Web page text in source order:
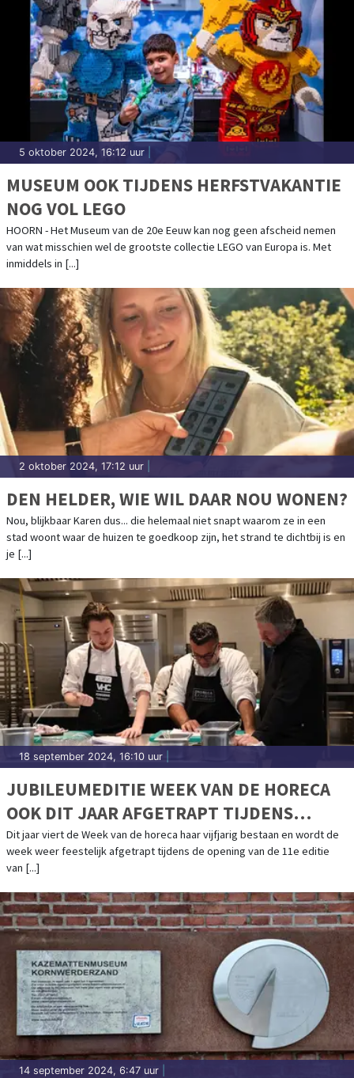
5 oktober 2024, 16:12 uur
MUSEUM OOK TIJDENS HERFSTVAKANTIE
NOG VOL LEGO
HOORN - Het Museum van de 20e Eeuw kan nog geen afscheid nemen
van wat misschien wel de grootste collectie LEGO van Europa is. Met
inmiddels in [...]
2 oktober 2024, 17:12 uur
DEN HELDER, WIE WIL DAAR NOU WONEN?
Nou, blijkbaar Karen dus... die helemaal niet snapt waarom ze in een
stad woont waar de huizen te goedkoop zijn, het strand te dichtbij is en
je [...]
18 september 2024, 16:10 uur
JUBILEUMEDITIE WEEK VAN DE HORECA
OOK DIT JAAR AFGETRAPT TIJDENS
OPENING GASTVRIJ ROTTERDAM
Dit jaar viert de Week van de horeca haar vijfjarig bestaan en wordt de
week weer feestelijk afgetrapt tijdens de opening van de 11e editie
van [...]
14 september 2024, 6:47 uur